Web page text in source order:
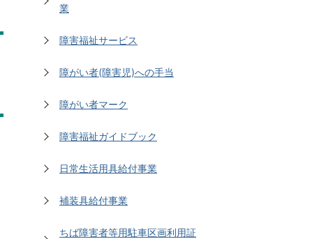
業
障害福祉サービス
障がい者(障害児)への手当
障がい者マーク
障害福祉ガイドブック
日常生活用具給付事業
補装具給付事業
ちば障害者等用駐車区画利用証